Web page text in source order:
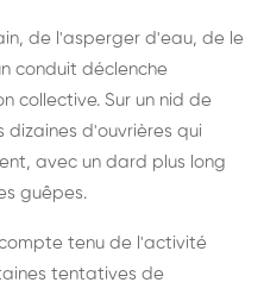
de l'asperger d'eau, de le
conduit déclenche
collective. Sur un nid de
dizaines d'ouvrières qui
avec un dard plus long
guêpes.
tenu de l'activité
tentatives de